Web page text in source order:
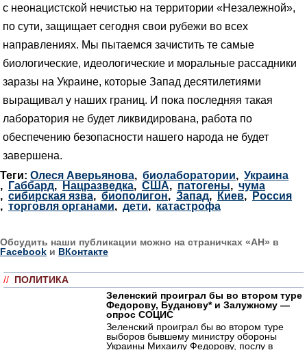
с неонацистской нечистью на территории «Незалежной»,
по сути, защищает сегодня свои рубежи во всех
направлениях. Мы пытаемся зачистить те самые
биологические, идеологические и моральные рассадники
заразы на Украине, которые Запад десятилетиями
выращивал у наших границ. И пока последняя такая
лаборатория не будет ликвидирована, работа по
обеспечению безопасности нашего народа не будет
завершена.
Теги: Олеся Аверьянова, биолаборатории, Украина
,
Габбард, Нацразведка, США, патогены, чума
, сибирская язва, биополигон, Запад, Киев,
Россия
, торговля органами, дети, катастрофа
Обсудить наши публикации можно на страничках «АН» в
Facebook и ВКонтакте
// ПОЛИТИКА
Зеленский проиграл бы во втором туре
Федорову, Буданову* и Залужному —
опрос СОЦИС
Зеленский проиграл бы во втором туре
выборов бывшему министру обороны
Украины Михаилу Федорову, послу в